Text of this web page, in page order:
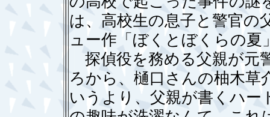
は、高校生の息子と警官の
ュー作「ぼくとぼくらの夏
探偵役を務める父親が元
ろから、樋口さんの柚木草
いうより、父親が書くハー